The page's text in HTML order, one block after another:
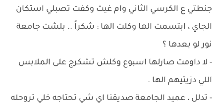
جنطتي ع الكرسي الثاني وام غيث وكفت تصبلي استكان
الجاي ، ابتسمت الها وكلت الها : شكراً .. بلشت جامعة
نور لو بعدها ؟
- لا داومت صارلها اسبوع وكلش تشكرج على الملابس
اللي دزيتيهم الها .
- تدلل ، عميد الجامعة صديقنا اي شي تحتاجه خلي تروحله